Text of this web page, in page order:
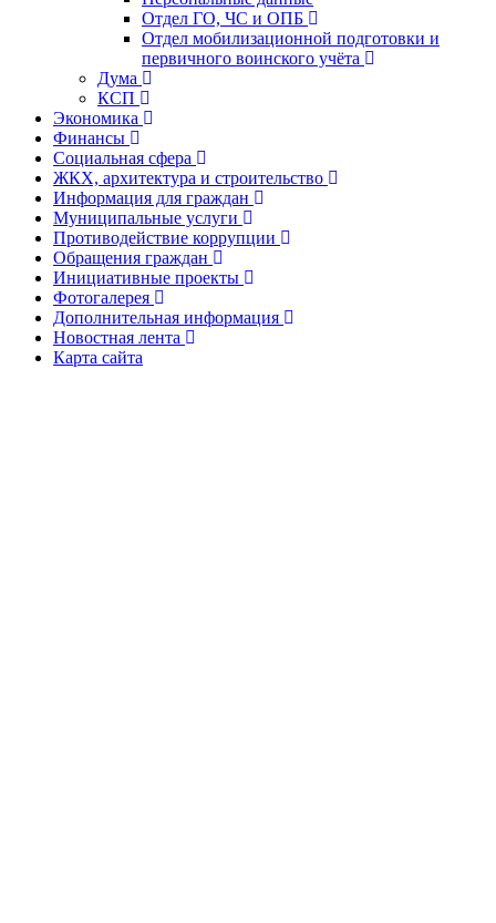
Отдел ГО, ЧС и ОПБ
Отдел мобилизационной подготовки и
первичного воинского учёта
Дума
КСП
Экономика
Финансы
Социальная сфера
ЖКХ, архитектура и строительство
Информация для граждан
Муниципальные услуги
Противодействие коррупции
Обращения граждан
Инициативные проекты
Фотогалерея
Дополнительная информация
Новостная лента
Карта сайта